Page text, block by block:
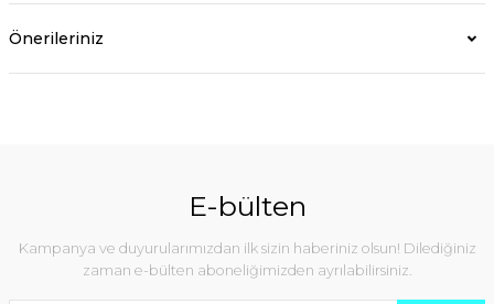
Önerileriniz
E-bülten
Kampanya ve duyurularımızdan ilk sizin haberiniz olsun! Dilediğiniz
zaman e-bülten aboneliğimizden ayrılabilirsiniz.